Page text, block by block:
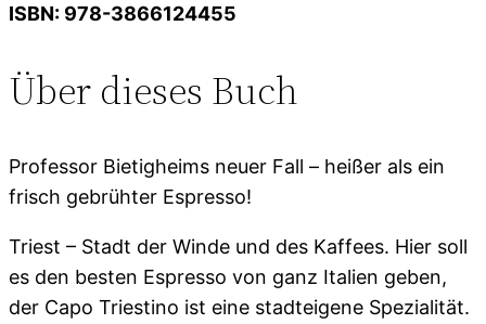
ISBN: 978-3866124455
Über dieses Buch
Professor Bietigheims neuer Fall – heißer als ein
frisch gebrühter Espresso!
Triest – Stadt der Winde und des Kaffees. Hier soll
es den besten Espresso von ganz Italien geben,
der Capo Triestino ist eine stadteigene Spezialität.